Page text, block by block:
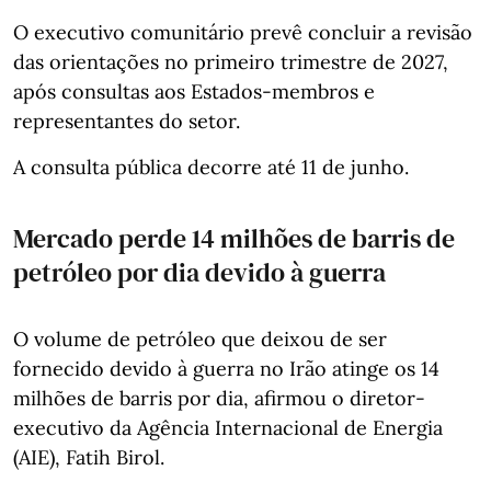
O executivo comunitário prevê concluir a revisão
das orientações no primeiro trimestre de 2027,
após consultas aos Estados-membros e
representantes do setor.
A consulta pública decorre até 11 de junho.
Mercado perde 14 milhões de barris de
petróleo por dia devido à guerra
O volume de petróleo que deixou de ser
fornecido devido à guerra no Irão atinge os 14
milhões de barris por dia, afirmou o diretor-
executivo da Agência Internacional de Energia
(AIE), Fatih Birol.